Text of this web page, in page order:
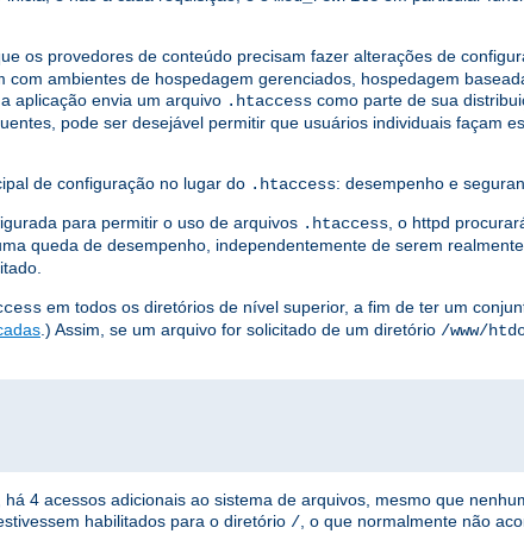
os provedores de conteúdo precisam fazer alterações de
ambientes de hospedagem gerenciados, hospedagem
aplicação envia um arquivo .htaccess como parte de sua
pode ser desejável permitir que usuários individuais façam
de configuração no lugar do .htaccess: desempenho e
para permitir o uso de arquivos .htaccess, o httpd
queda de desempenho, independentemente de serem
em todos os diretórios de nível superior, a fim de ter um
.) Assim, se um arquivo for solicitado de um diretório /www/
4 acessos adicionais ao sistema de arquivos, mesmo que
habilitados para o diretório /, o que normalmente não